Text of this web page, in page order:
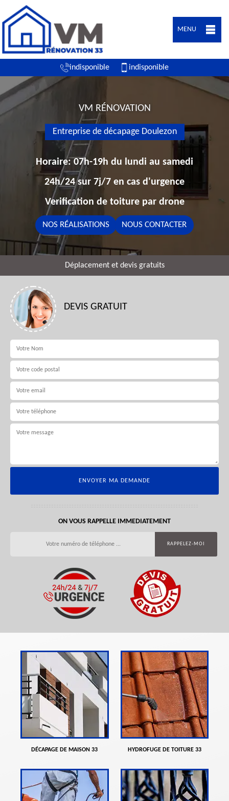
MENU
indisponible indisponible
VM RÉNOVATION
Entreprise de décapage Doulezon
Horaire: 07h-19h du lundi au samedi
24h/24 sur 7j/7 en cas d'urgence
Verification de toiture par drone
NOS RÉALISATIONS NOUS CONTACTER
Déplacement et devis gratuits
DEVIS GRATUIT
ON VOUS RAPPELLE IMMEDIATEMENT
DÉCAPAGE DE MAISON 33 HYDROFUGE DE TOITURE 33